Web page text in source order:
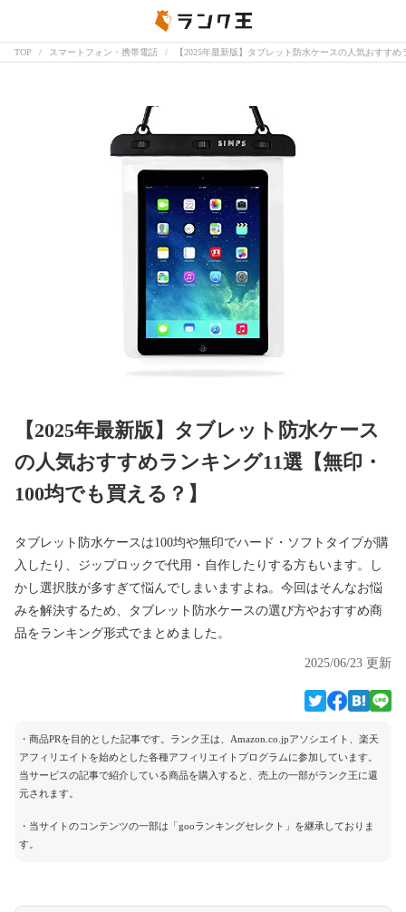
TOP スマートフォン・携帯電話 【2025年最新版】タブレット防水ケースの人気おすす
【2025年最新版】タブレット防水ケース
の人気おすすめランキング11選【無印・
100均でも買える？】
タブレット防水ケースは100均や無印でハード・ソフトタイプが購
入したり、ジップロックで代用・自作したりする方もいます。し
かし選択肢が多すぎて悩んでしまいますよね。今回はそんなお悩
みを解決するため、タブレット防水ケースの選び方やおすすめ商
品をランキング形式でまとめました。
2025/06/23 更新
・商品PRを目的とした記事です。ランク王は、Amazon.co.jpアソシエイト、楽天
アフィリエイトを始めとした各種アフィリエイトプログラムに参加しています。
当サービスの記事で紹介している商品を購入すると、売上の一部がランク王に還
元されます。
・当サイトのコンテンツの一部は「gooランキングセレクト」を継承しておりま
す。